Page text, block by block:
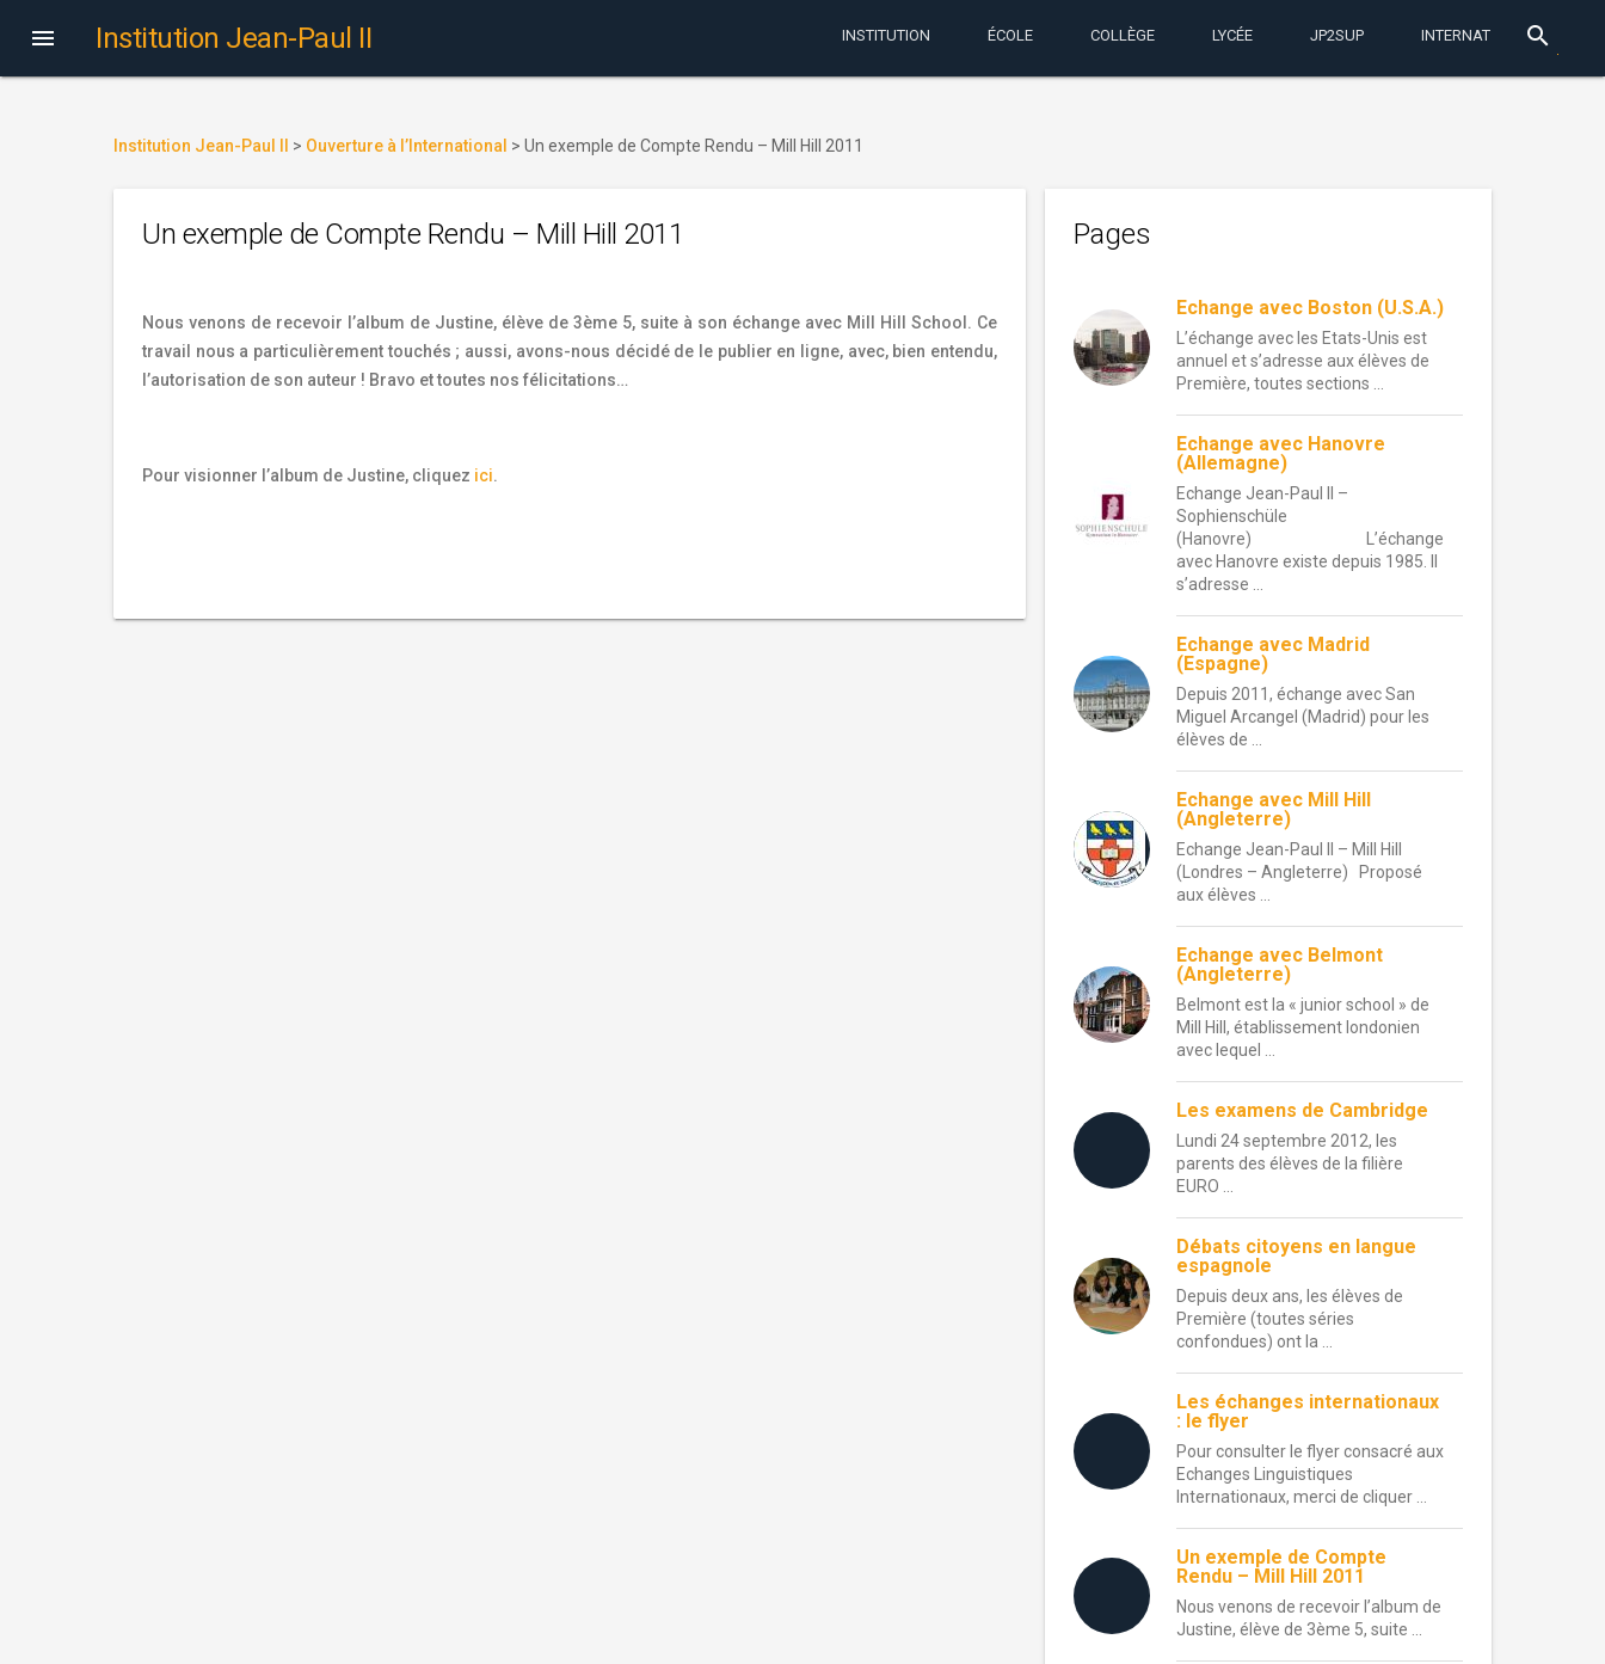
 Institution Jean-Paul II INSTITUTION ÉCOLE COLLÈGE LYCÉE JP2SUP INTERNAT search
Institution Jean-Paul II > Ouverture à l’International > Un exemple de Compte Rendu – Mill Hill 2011
Un exemple de Compte Rendu – Mill Hill 2011
Nous venons de recevoir l’album de Justine, élève de 3ème 5, suite à son échange avec Mill Hill School. Ce
travail nous a particulièrement touchés ; aussi, avons-nous décidé de le publier en ligne, avec, bien entendu,
l’autorisation de son auteur ! Bravo et toutes nos félicitations…
Pour visionner l’album de Justine, cliquez ici.
Pages
Echange avec Boston (U.S.A.)
L’échange avec les Etats-Unis est
annuel et s’adresse aux élèves de
Première, toutes sections ...
Echange avec Hanovre
(Allemagne)
Echange Jean-Paul II –
Sophienschüle
(Hanovre) L’échange
avec Hanovre existe depuis 1985. Il
s’adresse ...
Echange avec Madrid
(Espagne)
Depuis 2011, échange avec San
Miguel Arcangel (Madrid) pour les
élèves de ...
Echange avec Mill Hill
(Angleterre)
Echange Jean-Paul II – Mill Hill
(Londres – Angleterre) Proposé
aux élèves ...
Echange avec Belmont
(Angleterre)
Belmont est la « junior school » de
Mill Hill, établissement londonien
avec lequel ...
Les examens de Cambridge
Lundi 24 septembre 2012, les
parents des élèves de la filière
EURO ...
Débats citoyens en langue
espagnole
Depuis deux ans, les élèves de
Première (toutes séries
confondues) ont la ...
Les échanges internationaux
: le flyer
Pour consulter le flyer consacré aux
Echanges Linguistiques
Internationaux, merci de cliquer ...
Un exemple de Compte
Rendu – Mill Hill 2011
Nous venons de recevoir l’album de
Justine, élève de 3ème 5, suite ...